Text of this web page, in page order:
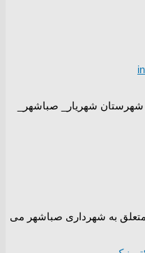
شهریار_ صباشهر_
به شهرداری صباشهر می